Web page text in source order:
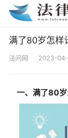
满了80岁怎样
法问网 2023-04-
一、满了80